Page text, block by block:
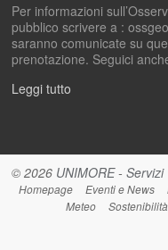
Per informazioni
pubblico scrivere a :
saranno comunicate su
prenotazione. Seguici
Leggi tutto
© 2026 UNIMORE-Servizi
Homepage Eventi e News
Meteo